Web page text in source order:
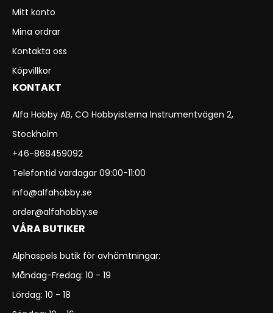
Mitt konto
Mina ordrar
Kontakta oss
Köpvillkor
KONTAKT
Alfa Hobby AB, CO Hobbyisterna Instrumentvägen 2,
Stockholm
+46-868459092
Telefontid vardagar 09:00-11:00
info@alfahobby.se
order@alfahobby.se
VÅRA BUTIKER
Alphaspels butik för avhämtningar:
Måndag-Fredag: 10 - 19
Lördag: 10 - 18